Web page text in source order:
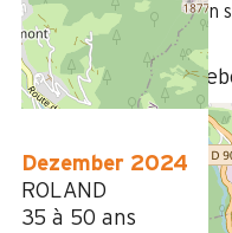
Appartement très bien
nous reviendrons !
Bewertung
Dezember 2024
ROLAND
35 à 50 ans